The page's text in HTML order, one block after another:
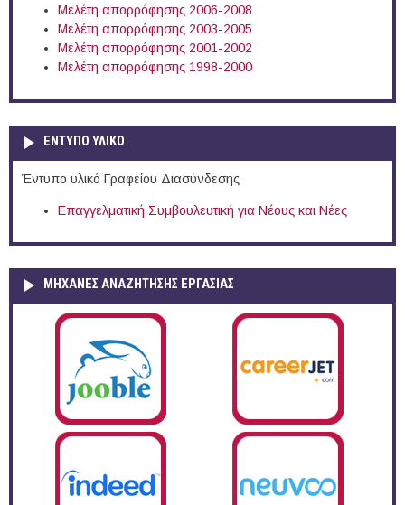
Μελέτη απορρόφησης 2006-2008
Μελέτη απορρόφησης 2003-2005
Μελέτη απορρόφησης 2001-2002
Μελέτη απορρόφησης 1998-2000
ΕΝΤΥΠΟ ΥΛΙΚΟ
Έντυπο υλικό Γραφείου Διασύνδεσης
Επαγγελματική Συμβουλευτική για Νέους και Νέες
ΜΗΧΑΝΕΣ ΑΝΑΖΗΤΗΣΗΣ ΕΡΓΑΣΙΑΣ